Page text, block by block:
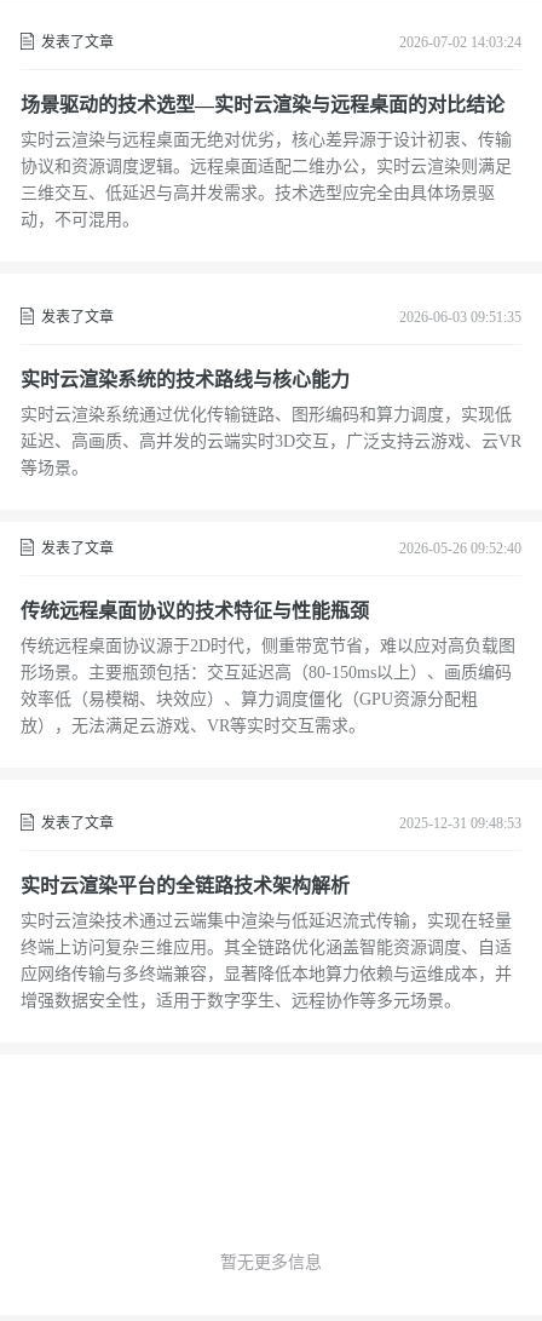
发表了文章 2026-07-02 14:03:24
场景驱动的技术选型—实时云渲染与远程桌面的对比结论
实时云渲染与远程桌面无绝对优劣，核心差异源于设计初衷、传输
协议和资源调度逻辑。远程桌面适配二维办公，实时云渲染则满足
三维交互、低延迟与高并发需求。技术选型应完全由具体场景驱
动，不可混用。
发表了文章 2026-06-03 09:51:35
实时云渲染系统的技术路线与核心能力
实时云渲染系统通过优化传输链路、图形编码和算力调度，实现低
延迟、高画质、高并发的云端实时3D交互，广泛支持云游戏、云VR
等场景。
发表了文章 2026-05-26 09:52:40
传统远程桌面协议的技术特征与性能瓶颈
传统远程桌面协议源于2D时代，侧重带宽节省，难以应对高负载图
形场景。主要瓶颈包括：交互延迟高（80-150ms以上）、画质编码
效率低（易模糊、块效应）、算力调度僵化（GPU资源分配粗
放），无法满足云游戏、VR等实时交互需求。
发表了文章 2025-12-31 09:48:53
实时云渲染平台的全链路技术架构解析
实时云渲染技术通过云端集中渲染与低延迟流式传输，实现在轻量
终端上访问复杂三维应用。其全链路优化涵盖智能资源调度、自适
应网络传输与多终端兼容，显著降低本地算力依赖与运维成本，并
增强数据安全性，适用于数字孪生、远程协作等多元场景。
暂无更多信息